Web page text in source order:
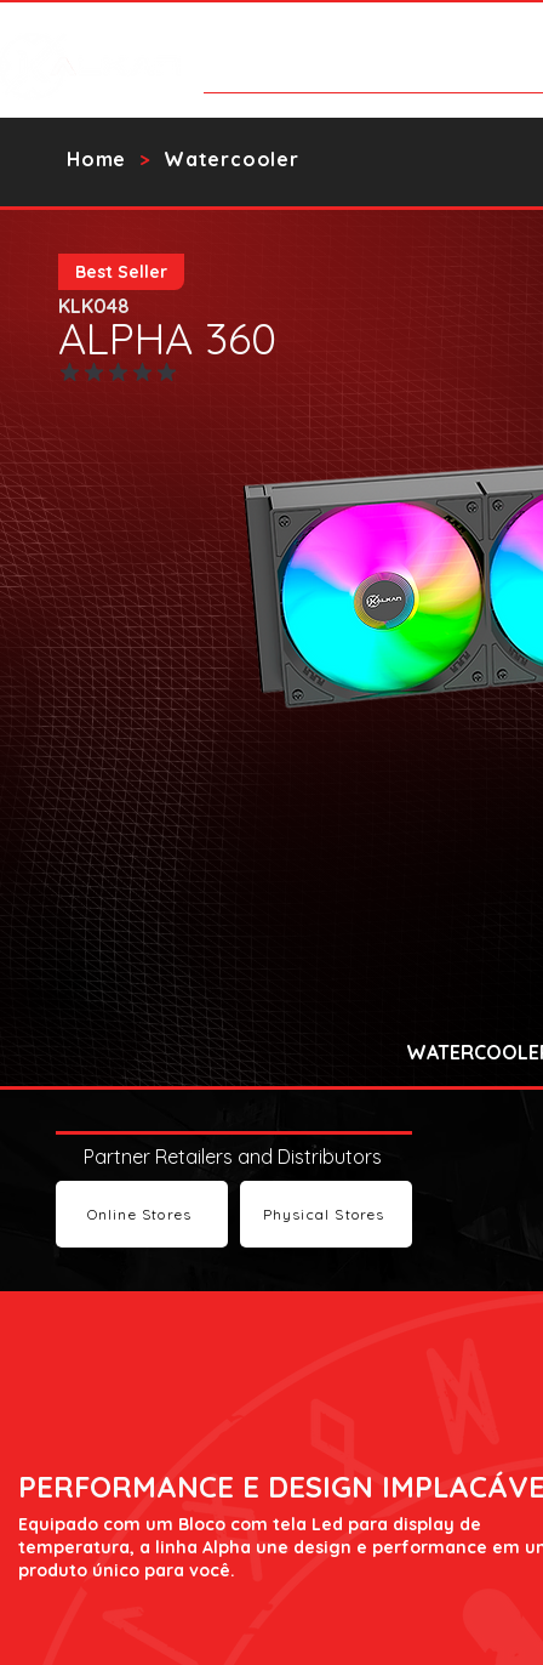
>
Home Watercooler
ALPHA 360
No ratings yet
KLK048
Best Seller
Partner Retailers and Distributors
Online Stores Physical Stores
PERFORMANCE E DESIGN
Equipado com um Bloco com tela Led para display de
temperatura, a linha Alpha une design e performance em
produto único para você.